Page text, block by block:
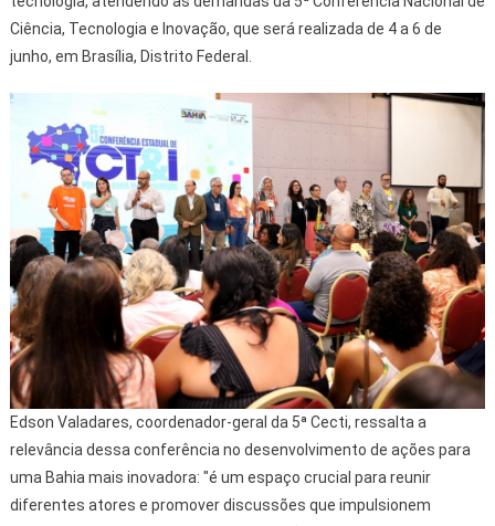
Ciência, Tecnologia e Inovação, que será realizada de 4 a 6 de
junho, em Brasília, Distrito Federal.
Edson Valadares, coordenador-geral da 5ª Cecti, ressalta a
relevância dessa conferência no desenvolvimento de ações para
uma Bahia mais inovadora: "é um espaço crucial para reunir
diferentes atores e promover discussões que impulsionem